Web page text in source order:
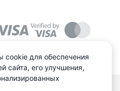
cookie для обеспечения
сайта, его улучшения,